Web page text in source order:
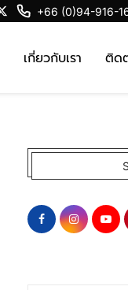
+66 (0)94-916-
เกี่ยวกับเรา ติด